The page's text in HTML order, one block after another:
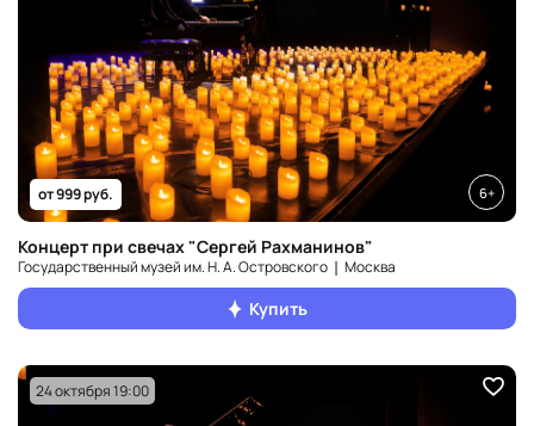
от 999 руб. 6+
Концерт при свечах "Сергей Рахманинов"
Государственный музей им. Н. А. Островского ❘ Москва
Купить
24 октября 19:00